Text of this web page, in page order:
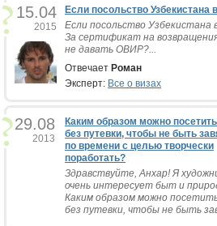
15.04
2015
Если посольство Узбекистана
Если посольство Узбекистана
За сертификат на
не давать ОВИР?...
Отвечает Роман
Эксперт: Все о визах
29.08
2013
Каким образом можно
без путевки, чтобы не быть
по времени с целью творчески
поработать?
Здравствуйте, Анхар! Я
очень интересует быт и
Каким образом можно
без путевки, чтобы не быть